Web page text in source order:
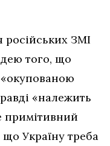
російських ЗМІ
того, що
«окупованою
«належить
примітивний
Україну треба